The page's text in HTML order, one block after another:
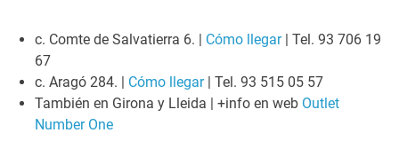
c. Comte de Salvatierra 6. | Cómo llegar| Tel. 93 706 19
67
c. Aragó 284. | Cómo llegar| Tel. 93 515 05 57
También en Girona y Lleida | +info en web Outlet
Number One